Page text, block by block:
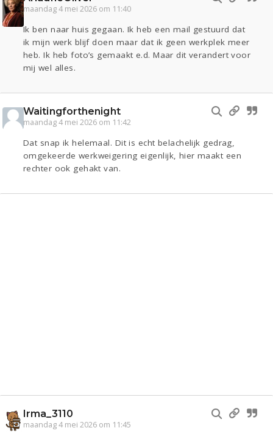
maandag 4 mei 2026 om 11:40
Ik ben naar huis gegaan. Ik heb een mail gestuurd dat
ik mijn werk blijf doen maar dat ik geen werkplek meer
heb. Ik heb foto’s gemaakt e.d. Maar dit verandert voor
mij wel alles.
Waitingforthenight
maandag 4 mei 2026 om 11:42
Dat snap ik helemaal. Dit is echt belachelijk gedrag,
omgekeerde werkweigering eigenlijk, hier maakt een
rechter ook gehakt van.
Irma_3110
maandag 4 mei 2026 om 11:45